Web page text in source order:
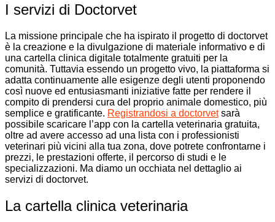
I servizi di Doctorvet
La missione principale che ha ispirato il progetto di doctorvet
è la creazione e la divulgazione di materiale informativo e di
una cartella clinica digitale totalmente gratuiti per la
comunità. Tuttavia essendo un progetto vivo, la piattaforma si
adatta continuamente alle esigenze degli utenti proponendo
così nuove ed entusiasmanti iniziative fatte per rendere il
compito di prendersi cura del proprio animale domestico, più
semplice e gratificante. Registrandosi a doctorvetsarà
possibile scaricare l’app con la cartella veterinaria gratuita,
oltre ad avere accesso ad una lista con i professionisti
veterinari più vicini alla tua zona, dove potrete confrontarne i
prezzi, le prestazioni offerte, il percorso di studi e le
specializzazioni. Ma diamo un occhiata nel dettaglio ai
servizi di doctorvet.
La cartella clinica veterinaria